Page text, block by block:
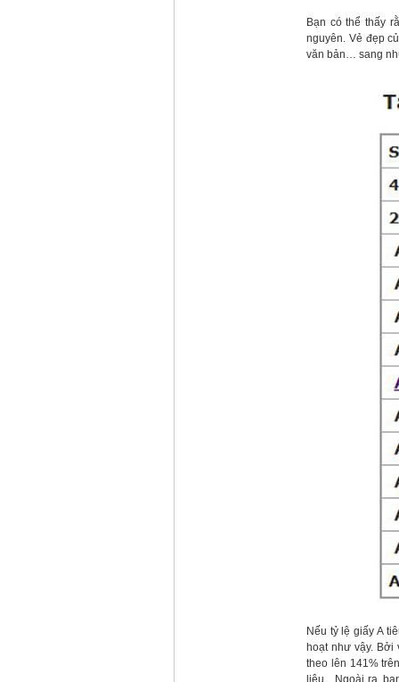
Bạn có thể thấy
nguyên. Vẻ đẹp
văn bản… sang
Nếu tỷ lệ giấy A
hoạt như vậy.
theo lên 141%
liệu... Ngoài ra,